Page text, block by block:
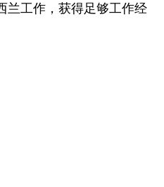
兰工作，获得足够工作经